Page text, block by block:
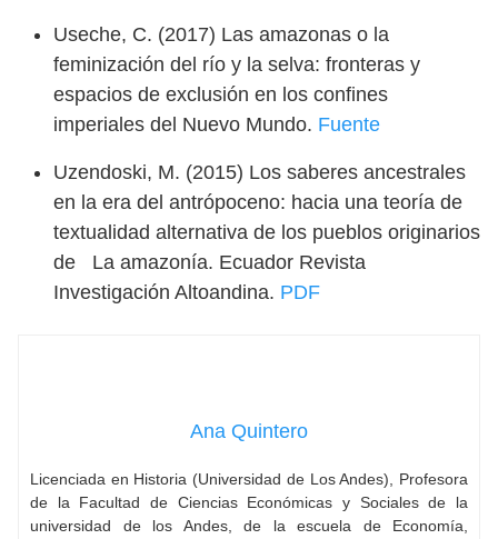
Useche, C. (2017) Las amazonas o la
feminización del río y la selva: fronteras y
espacios de exclusión en los confines
imperiales del Nuevo Mundo. Fuente
Uzendoski, M. (2015) Los saberes ancestrales
en la era del antrópoceno: hacia una teoría de
textualidad alternativa de los pueblos originarios
de La amazonía. Ecuador Revista
Investigación Altoandina. PDF
Ana Quintero
Licenciada en Historia (Universidad de Los Andes), Profesora
de la Facultad de Ciencias Económicas y Sociales de la
universidad de los Andes, de la escuela de Economía,